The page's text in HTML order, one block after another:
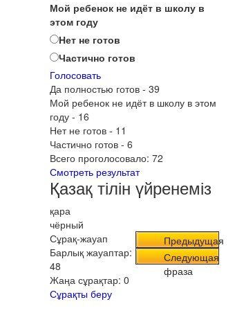
Мой ребенок не идёт в школу в
этом году
Нет не готов
Частично готов
Голосовать
Да полностью готов - 39
Мой ребенок не идёт в школу в этом
году - 16
Нет не готов - 11
Частично готов - 6
Всего проголосовало: 72
Смотреть результат
Қазақ тілін үйренеміз
қара
чёрный
Предыдущая
фраза
Следующая
фраза
Сұрақ-жауап
Барлық жауаптар:
48
Жаңа сұрақтар: 0
Сұрақты беру